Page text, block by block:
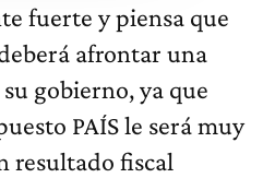
fuerte y piensa que
afrontar una
gobierno, ya que
PAÍS le será muy
resultado fiscal